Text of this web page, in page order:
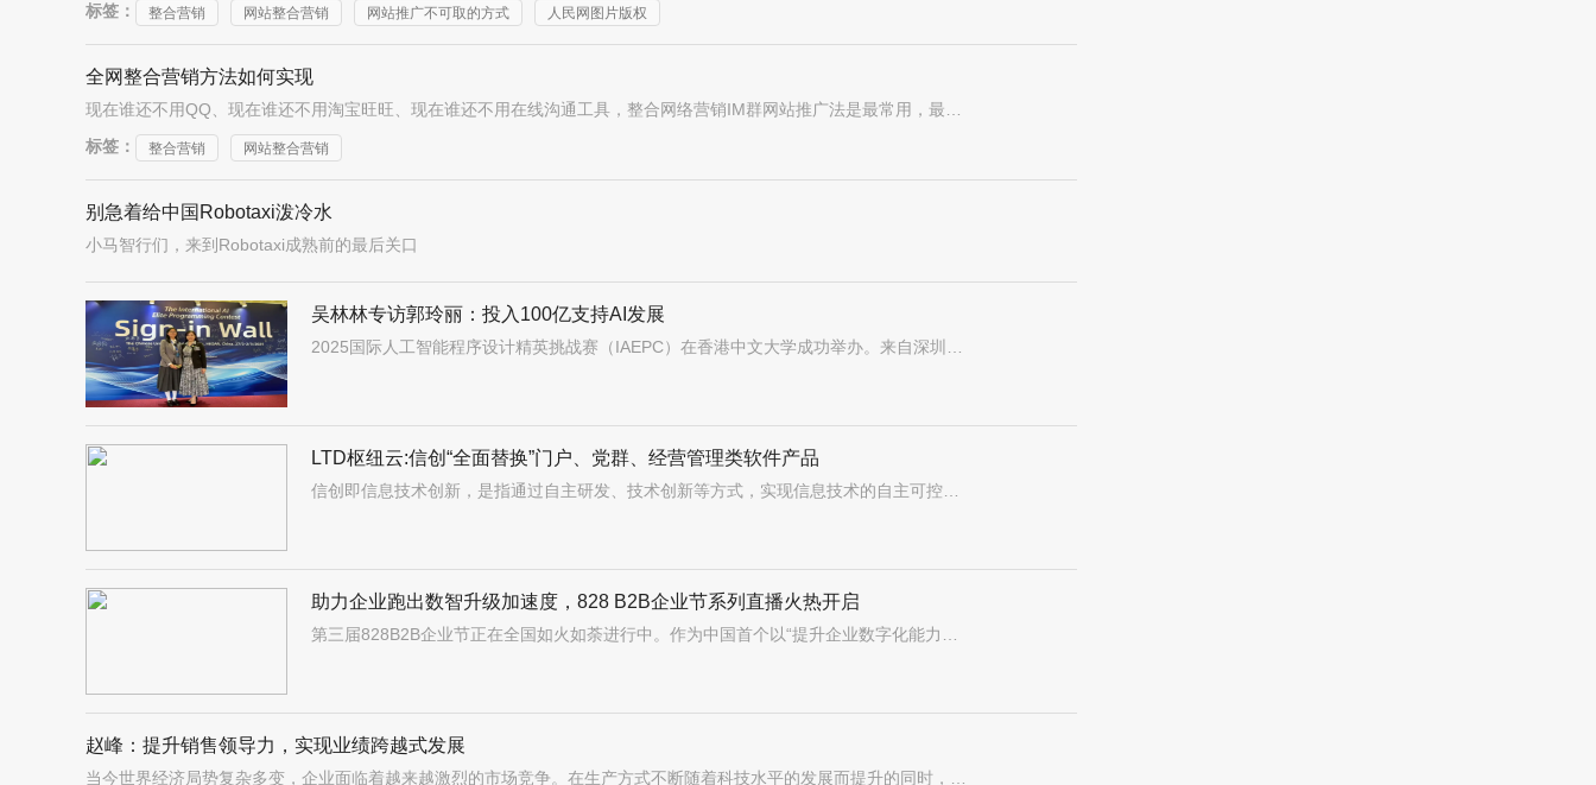
标签：
整合营销 网站整合营销 网站推广不可取的方式 人民网图片版权
全网整合营销方法如何实现
现在谁还不用QQ、现在谁还不用淘宝旺旺、现在谁还不用在线沟通工具，整合网络营销IM群网站推广法是最常用，最简单的推广方法，前提是要将工作量化，制定好计划，每天工作量是多少，一定要执行完成。
标签：
整合营销 网站整合营销
别急着给中国Robotaxi泼冷水
小马智行们，来到Robotaxi成熟前的最后关口
吴林林专访郭玲丽：投入100亿支持AI发展
2025国际人工智能程序设计精英挑战赛（IAEPC）在香港中文大学成功举办。来自深圳的学生吴林林作为主办方记者团成员，采访了大会嘉宾：香港特区政府立法会议员、IAEPC联合发起人郭玲丽议员。在吴林林的采访中，郭玲丽认为：在举办AI大赛、AI论坛以及吸引国际科技青年人才方面，香港具有独特的优势。郭玲丽
LTD枢纽云:信创“全面替换”门户、党群、经营管理类软件产品
信创即信息技术创新，是指通过自主研发、技术创新等方式，实现信息技术的自主可控，降低对外部技术的依赖，提高国家信息安全保障能力。
助力企业跑出数智升级加速度，828 B2B企业节系列直播火热开启
第三届828B2B企业节正在全国如火如荼进行中。作为中国首个以“提升企业数字化能力、助力企业稳健快速成长”为目标的B2B企业节，828B2B企业节由华为云联合上万伙伴共同发起，目的是为了打通数字化供需天堑，让科技企业和有数转智改需求的中小企业能在一站购平台上完成对接，实现成就好生意，成为好企业的节日
赵峰：提升销售领导力，实现业绩跨越式发展
当今世界经济局势复杂多变，企业面临着越来越激烈的市场竞争。在生产方式不断随着科技水平的发展而提升的同时，各个行业企业产品之间的差距越来越小，企业单纯依靠产品很难在如今的市场竞争中取胜。因此，如何为企业寻求更加富有竞争力的销售能力提升办法，成为了企业普遍更加看重的问题。赵峰，现任北京正信启德管理顾问有